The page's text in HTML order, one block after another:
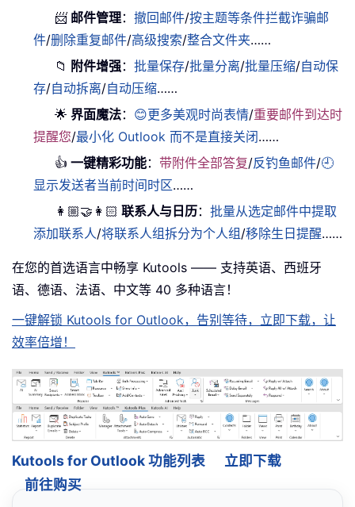
📨 邮件管理：撤回邮件/按主题等条件拦截诈骗邮
件/删除重复邮件/高级搜索/整合文件夹……
📁 附件增强：批量保存/批量分离/批量压缩/自动保
存/自动拆离/自动压缩……
🌟 界面魔法： 😊更多美观时尚表情/重要邮件到达时
提醒您/最小化 Outlook 而不是直接关闭……
👍 一键精彩功能：带附件全部答复/反钓鱼邮件/🕘
显示发送者当前时间时区……
👩🏼‍🤝‍👩🏻 联系人与日历：批量从选定邮件中提取
添加联系人/将联系人组拆分为个人组/移除生日提醒……
在您的首选语言中畅享 Kutools —— 支持英语、西班牙
语、德语、法语、中文等 40 多种语言！
一键解锁 Kutools for Outlook，告别等待，立即下载，让
效率倍增！
Kutools for Outlook 功能列表
立即下载
前往购买